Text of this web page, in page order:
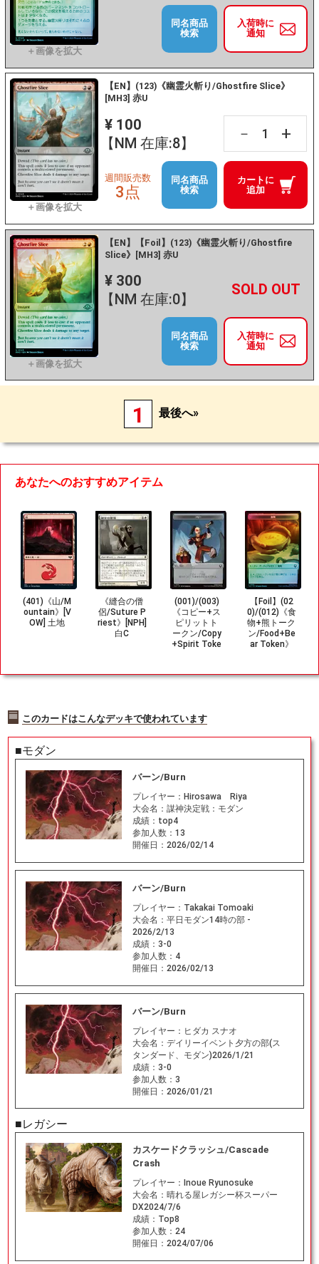
入荷時に
通知
同名商品
検索
【EN】(123)《幽霊火斬り/Ghostfire Slice》
[MH3] 赤U
¥ 100
【NM 在庫:8】
－ +
カートに
追加
週間販売数
3点
同名商品
検索
【EN】【Foil】(123)《幽霊火斬り/Ghostfire
Slice》[MH3] 赤U
¥ 300
【NM 在庫:0】
－ +
入荷時に
通知
同名商品
検索
1 最後へ»
あなたへのおすすめアイテム
(401)《山/M
ountain》[V
OW] 土地
《縫合の僧
侶/Suture P
riest》[NPH]
白C
(001)/(003)
《コピー+ス
ピリットト
ークン/Copy
+Spirit Toke
【Foil】(02
0)/(012)《食
物+熊トーク
ン/Food+Be
ar Token》
このカードはこんなデッキで使われています
■モダン
バーン/Burn
プレイヤー： Hirosawa Riya
大会名： 謀神決定戦：モダン
成績： top4
参加人数： 13
開催日： 2026/02/14
バーン/Burn
プレイヤー： Takakai Tomoaki
大会名： 平日モダン14時の部 -
2026/2/13
成績： 3-0
参加人数： 4
開催日： 2026/02/13
バーン/Burn
プレイヤー： ヒダカ スナオ
大会名： デイリーイベント夕方の部(ス
タンダード、モダン)2026/1/21
成績： 3-0
参加人数： 3
開催日： 2026/01/21
■レガシー
カスケードクラッシュ/Cascade
Crash
プレイヤー： Inoue Ryunosuke
大会名： 晴れる屋レガシー杯スーパー
DX2024/7/6
成績： Top8
参加人数： 24
開催日： 2024/07/06